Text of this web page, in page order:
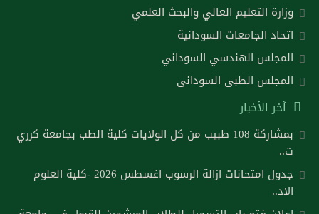
وزارة التعليم العالي والبحث العلمي
اتحاد الجامعات السودانية
المجلس الهندسي السوداني
المجلس الطبى السودانى
آخر الأخبار
بمشاركة 108 طبيب من كل الولايات كلية الطب بجامعة كرري
ت..
جدول امتحانات ازالة الرسوب اغسطس 2026 -كلية العلوم
الاد..